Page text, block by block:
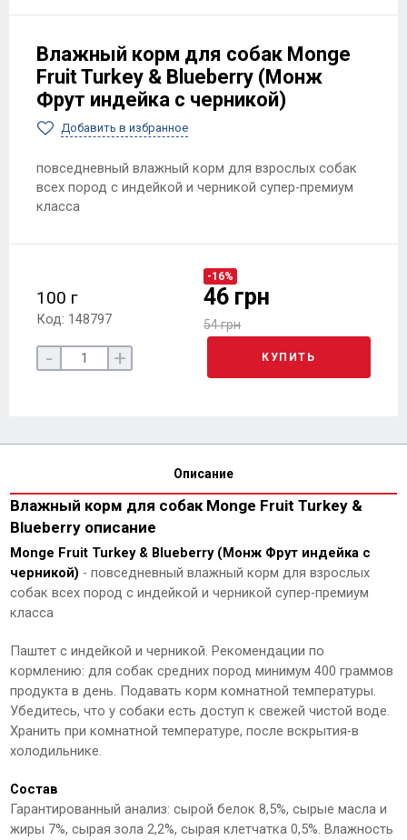
Влажный корм для собак Monge
Fruit Turkey & Blueberry (Монж
Фрут индейка с черникой)
Добавить в избранное
повседневный влажный корм для взрослых собак
всех пород с индейкой и черникой супер-премиум
класса
100 г
Код: 148797
-16%
46 грн
54 грн
- + КУПИТЬ
Описание
Влажный корм для собак Monge Fruit Turkey &
Blueberry описание
Monge Fruit Turkey & Blueberry (Монж Фрут индейка с
черникой) - повседневный влажный корм для взрослых
собак всех пород с индейкой и черникой супер-премиум
класса
Паштет с индейкой и черникой. Рекомендации по
кормлению: для собак средних пород минимум 400 граммов
продукта в день. Подавать корм комнатной температуры.
Убедитесь, что у собаки есть доступ к свежей чистой воде.
Хранить при комнатной температуре, после вскрытия-в
холодильнике.
Состав
Гарантированный анализ: сырой белок 8,5%, сырые масла и
жиры 7%, сырая зола 2,2%, сырая клетчатка 0,5%. Влажность